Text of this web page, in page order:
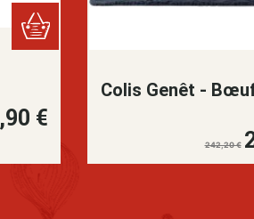
€
Colis Genêt -
Prix de
242,20 €